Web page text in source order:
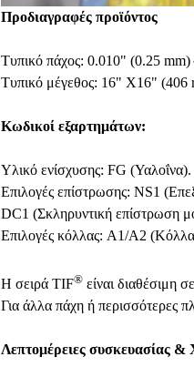
Προδιαγραφές προϊόντος
Τυπικό πάχος: 0.010" (0.25
Τυπικό μέγεθος: 16" X16" (406
Κωδικοί εξαρτημάτων:
Υλικό ενίσχυσης: FG (Υαλοΐνα).
Επιλογές επίστρωσης: NS1
DC1 (Σκληρυντική επίστρωση
Επιλογές κόλλας: A1/A2
Η σειρά TIF® είναι διαθέσιμη
Για άλλα πάχη ή περισσότερες
Λεπτομέρειες συσκευασίας